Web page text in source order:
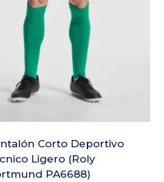
Corto Deportivo
Ligero (Roly
PA6688)